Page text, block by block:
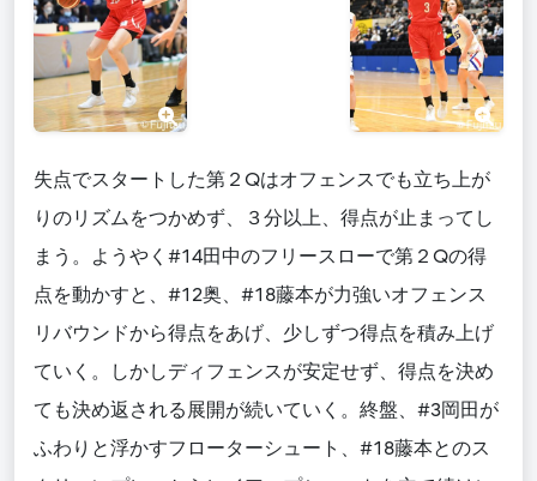
失点でスタートした第２Qはオフェンスでも立ち上が
りのリズムをつかめず、３分以上、得点が止まってし
まう。ようやく#14田中のフリースローで第２Qの得
点を動かすと、#12奥、#18藤本が力強いオフェンス
リバウンドから得点をあげ、少しずつ得点を積み上げ
ていく。しかしディフェンスが安定せず、得点を決め
ても決め返される展開が続いていく。終盤、#3岡田が
ふわりと浮かすフローターシュート、#18藤本とのス